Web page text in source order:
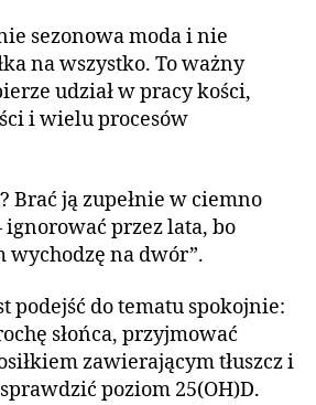
sezonowa moda i nie
na wszystko. To ważny
udział w pracy kości,
i wielu procesów
Brać ją zupełnie w ciemno
przez lata, bo
wychodzę na dwór”.
podejść do tematu spokojnie:
słońca, przyjmować
zawierającym tłuszcz i
poziom 25(OH)D.